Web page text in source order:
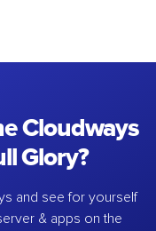
Cloudways
Glory?
and see for yourself
& apps on the